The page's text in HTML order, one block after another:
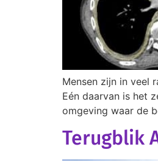
Mensen zijn in veel
Eén daarvan is het
omgeving waar de
Terugblik